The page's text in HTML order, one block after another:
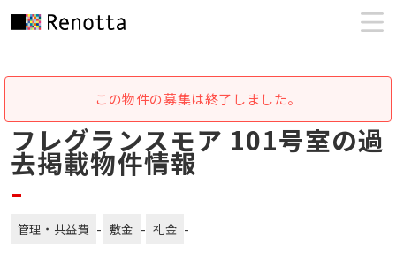
この物件の募集は終了しました。
フレグランスモア 101号室の過
去掲載物件情報
-
管理・共益費 - 敷金 - 礼金 -